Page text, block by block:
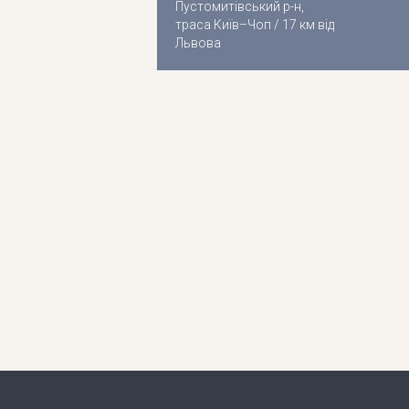
Пустомитівський р-н,
траса Київ–Чоп / 17 км від
Львова